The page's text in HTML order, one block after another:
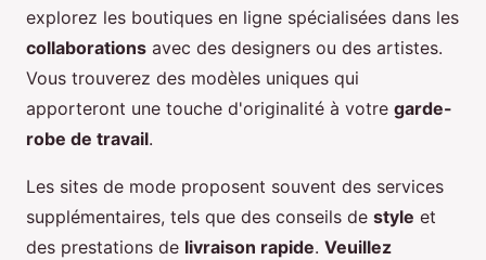
explorez les boutiques en ligne spécialisées dans les
collaborations avec des designers ou des artistes.
Vous trouverez des modèles uniques qui
apporteront une touche d'originalité à votre garde-
robe de travail.
Les sites de mode proposent souvent des services
supplémentaires, tels que des conseils de style et
des prestations de livraison rapide. Veuillez